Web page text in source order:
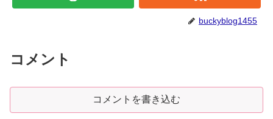
buckyblog1455
コメント
コメントを書き込む